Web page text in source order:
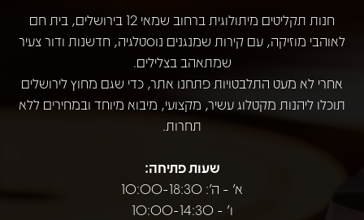
חנות תקליטים מיתולוגית ברחוב שמאי 12 בירושלים, בית חם
לאוהבי מוזיקה, עם קירות שמנגנים נוסטלגיה, חדשנות ודור צעיר
שמתאהב בצלילים.
אחרי לא מעט התלבטויות פתחנו אתר, כדי שגם מחוץ לירושלים
תוכלו ליהנות מקטלוג עשיר, מקצועי, מיבוא מיוחד ובמחירים ללא
תחרות.
שעות פתיחה:
א' - ה': 10:00-18:30
ו' - 10:00-14:30